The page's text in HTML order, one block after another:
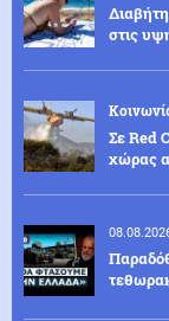
στις
Σε Red
χώρας